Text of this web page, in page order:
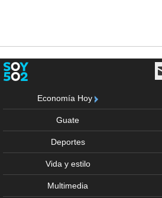
Economía Hoy
Guate
Deportes
Vida y estilo
Multimedia